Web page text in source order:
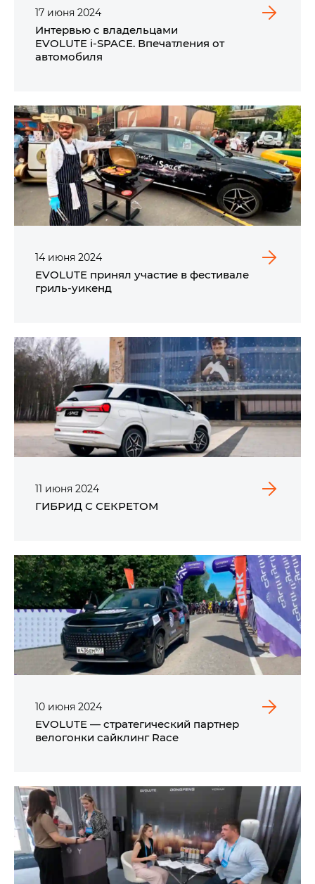
17 июня 2024
Интервью с владельцами
EVOLUTE i‑SPACE. Впечатления от
автомобиля
14 июня 2024
EVOLUTE принял участие в фестивале
гриль-уикенд
11 июня 2024
ГИБРИД С СЕКРЕТОМ
10 июня 2024
EVOLUTE — стратегический партнер
велогонки сайклинг Race